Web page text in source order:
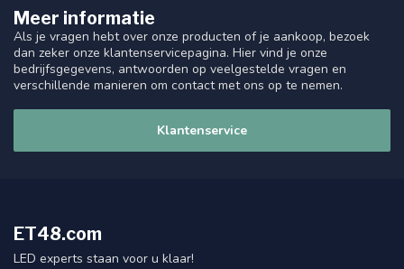
Meer informatie
Als je vragen hebt over onze producten of je aankoop, bezoek
dan zeker onze klantenservicepagina. Hier vind je onze
bedrijfsgegevens, antwoorden op veelgestelde vragen en
verschillende manieren om contact met ons op te nemen.
Klantenservice
ET48.com
LED experts staan voor u klaar!